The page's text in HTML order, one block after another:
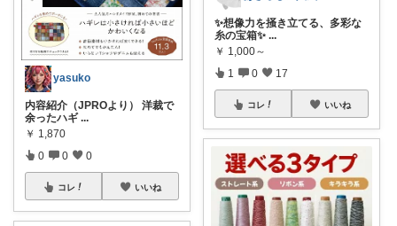
yasuko
内容紹介（JPROより） 洋裁で
余ったハギ ...
￥ 1,870
0 0 0
コレ いいね
✨想像力を掻き立てる、多彩な
糸の宝箱✨ ...
￥ 1,000～
1 0 17
コレ いいね